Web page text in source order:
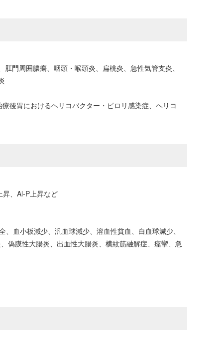
門周囲膿瘍、咽頭・喉頭炎、扁桃炎、急性気管支炎、
後胃におけるヘリコバクター・ピロリ感染症、ヘリコ
、Al-P上昇など
血小板減少、汎血球減少、溶血性貧血、白血球減少、
偽膜性大腸炎、出血性大腸炎、横紋筋融解症、痙攣、急